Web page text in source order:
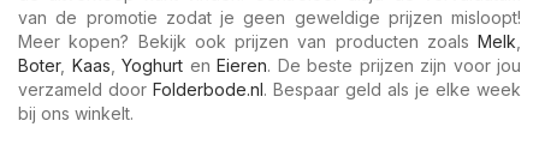
van de promotie zodat je geen geweldige prijzen misloopt!
Meer kopen? Bekijk ook prijzen van producten zoals Melk
Boter, Kaas Yoghurt en Eieren. De beste prijzen zijn voor jou
verzameld door Folderbode.nl. Bespaar geld als je elke week
bij ons winkelt.